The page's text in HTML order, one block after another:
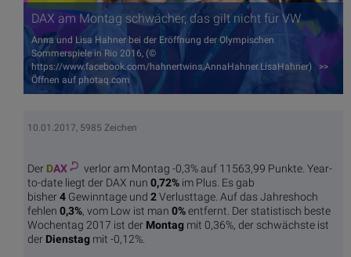
DAX am Montag schwächer, das gilt nicht für VW
Anna und Lisa Hahner bei der Eröffnung der Olympischen
Sommerspiele in Rio 2016, (©
https://www.facebook.com/hahnertwins.AnnaHahner.LisaHahner) >>
Öffnen auf photaq.com
10.01.2017, 5985 Zeichen
Der DAX
verlor am Montag -0,3% auf 11563,99 Punkte. Year-
to-date liegt der DAX nun 0,72% im Plus. Es gab
bisher4 Gewinntage und 2Verlusttage. Auf das Jahreshoch
fehlen 0,3%, vom Low ist man 0%entfernt. Der statistisch beste
Wochentag 2017 ist der Montag mit 0,36%, der schwächste ist
der Dienstag mit -0,12%.